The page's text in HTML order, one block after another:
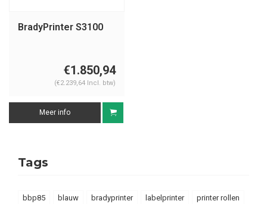
BradyPrinter S3100
€1.850,94
(€2.239,64 Incl. btw)
Meer info
Tags
bbp85 blauw bradyprinter labelprinter printer rollen